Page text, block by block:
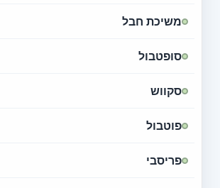
משיכת חבל
סופטבול
סקווש
פוטבול
פריסבי